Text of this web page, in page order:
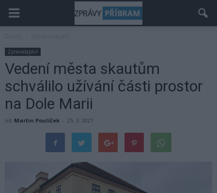
Zpravodajství
Vedení města skautům
schválilo užívání části prostor
na Dole Marii
od Martin Poulíček - 25. 3. 2021